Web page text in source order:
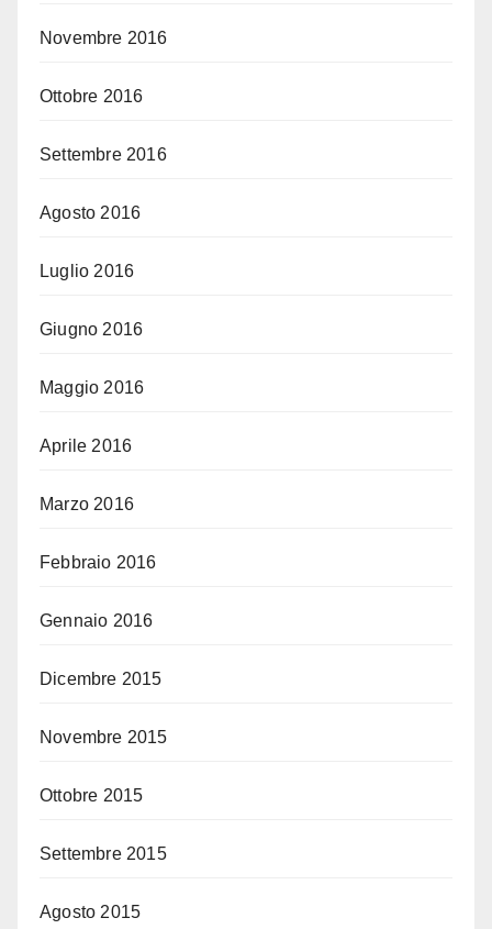
Novembre 2016
Ottobre 2016
Settembre 2016
Agosto 2016
Luglio 2016
Giugno 2016
Maggio 2016
Aprile 2016
Marzo 2016
Febbraio 2016
Gennaio 2016
Dicembre 2015
Novembre 2015
Ottobre 2015
Settembre 2015
Agosto 2015